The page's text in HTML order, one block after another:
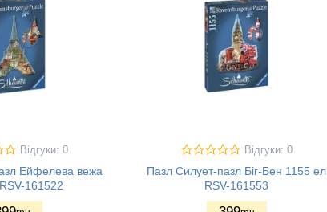
Відгуки: 0
Ейфелева вежа
161522
Відгуки: 0
Пазл Силует-пазл Біг-Бен 1155 ел
RSV-161553